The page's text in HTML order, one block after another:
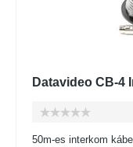
Datavideo CB-4
50m-es interkom